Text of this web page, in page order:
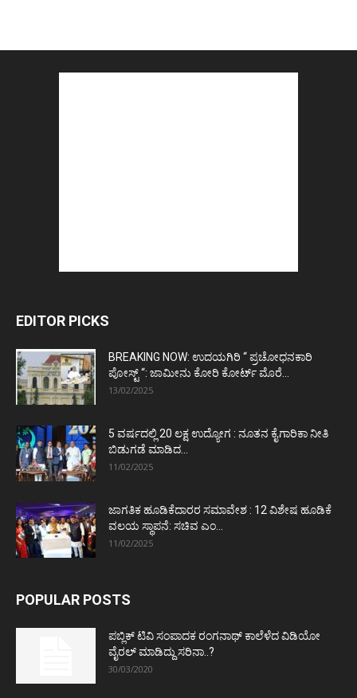
EDITOR PICKS
BREAKING NOW: ಉದಯಗಿರಿ “ ಪ್ರಚೋಧನಕಾರಿ
ಪೋಸ್ಟ್‌ “: ಜಾಮೀನು ಕೋರಿ ಕೋರ್ಟ್‌ ಮೊರೆ...
13/02/2025
5 ವರ್ಷದಲ್ಲಿ 20 ಲಕ್ಷ ಉದ್ಯೋಗ : ನೂತನ ಕೈಗಾರಿಕಾ ನೀತಿ
ಬಿಡುಗಡೆ ಮಾಡಿದ...
11/02/2025
ಜಾಗತಿಕ ಹೂಡಿಕೆದಾರರ ಸಮಾವೇಶ : 12 ವಿಶೇಷ ಹೂಡಿಕೆ
ವಲಯ ಸ್ಥಾಪನೆ: ಸಚಿವ ಎಂ...
11/02/2025
POPULAR POSTS
ಪಬ್ಲಿಕ್ ಟಿವಿ ಸಂಪಾದಕ ರಂಗನಾಥ್ ಕಾಲೆಳೆದ ವಿಡಿಯೋ
ವೈರಲ್ ಮಾಡಿದ್ದು ಸರಿನಾ..?
30/03/2020